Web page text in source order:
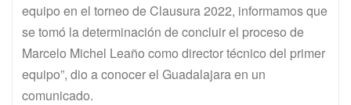
equipo en el torneo de Clausura 2022, informamos que
se tomó la determinación de concluir el proceso de
Marcelo Michel Leaño como director técnico del primer
equipo”, dio a conocer el Guadalajara en un
comunicado.